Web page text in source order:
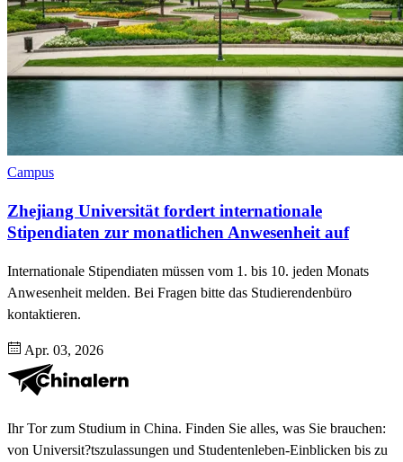
Campus
Zhejiang Universität fordert internationale
Stipendiaten zur monatlichen Anwesenheit auf
Internationale Stipendiaten müssen vom 1. bis 10. jeden Monats
Anwesenheit melden. Bei Fragen bitte das Studierendenbüro
kontaktieren.
Apr. 03, 2026
Ihr Tor zum Studium in China. Finden Sie alles, was Sie brauchen:
von Universit?tszulassungen und Studentenleben-Einblicken bis zu